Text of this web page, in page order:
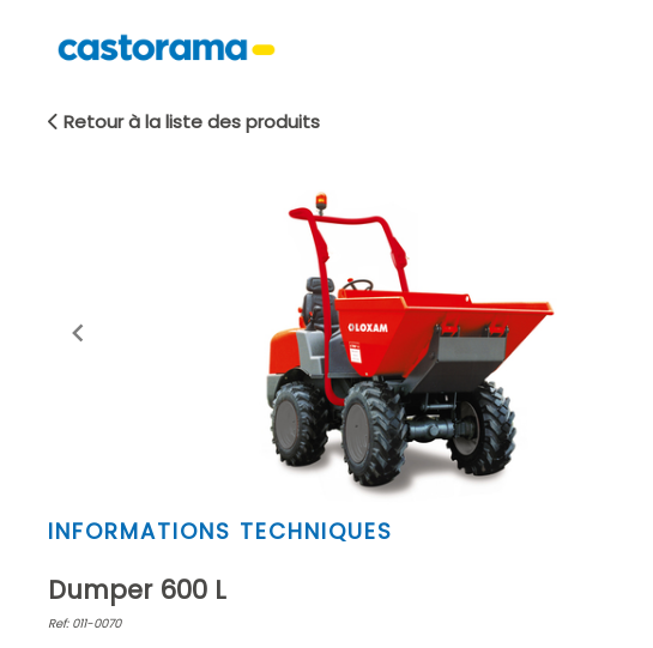
Retour à la liste des produits
Item
of
2
INFORMATIONS TECHNIQUES
Dumper 600 L
Ref: 011-0070